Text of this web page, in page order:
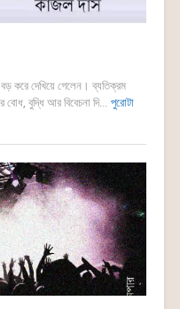
বড় করে দেখিয়ে গেলেন। ব্যতিক্রম
বুদ্ধি আর বিবেচনা দি... পুরোটা